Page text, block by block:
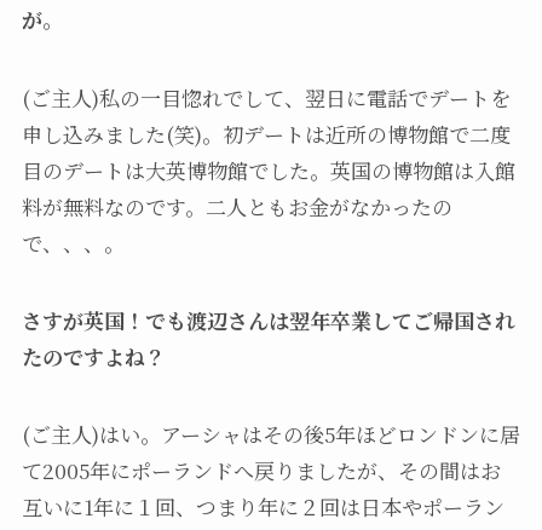
が。
(ご主人)私の一目惚れでして、翌日に電話でデートを
申し込みました(笑)。初デートは近所の博物館で二度
目のデートは大英博物館でした。英国の博物館は入館
料が無料なのです。二人ともお金がなかったの
で、、、。
さすが英国！でも渡辺さんは翌年卒業してご帰国され
たのですよね？
(ご主人)はい。アーシャはその後5年ほどロンドンに居
て2005年にポーランドへ戻りましたが、その間はお
互いに1年に１回、つまり年に２回は日本やポーラン